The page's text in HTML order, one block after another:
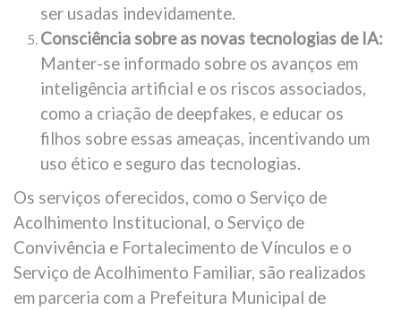
ser usadas indevidamente.
Consciência sobre as novas tecnologias de IA:
Manter-se informado sobre os avanços em
inteligência artificial e os riscos associados,
como a criação de deepfakes, e educar os
filhos sobre essas ameaças, incentivando um
uso ético e seguro das tecnologias.
Os serviços oferecidos, como o Serviço de
Acolhimento Institucional, o Serviço de
Convivência e Fortalecimento de Vínculos e o
Serviço de Acolhimento Familiar, são realizados
em parceria com a Prefeitura Municipal de